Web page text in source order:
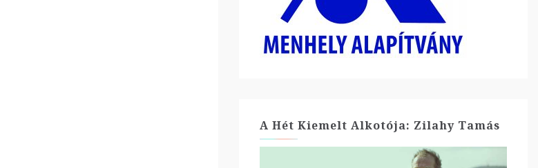
A Hét Kiemelt Alkotója: Zilahy Tamás